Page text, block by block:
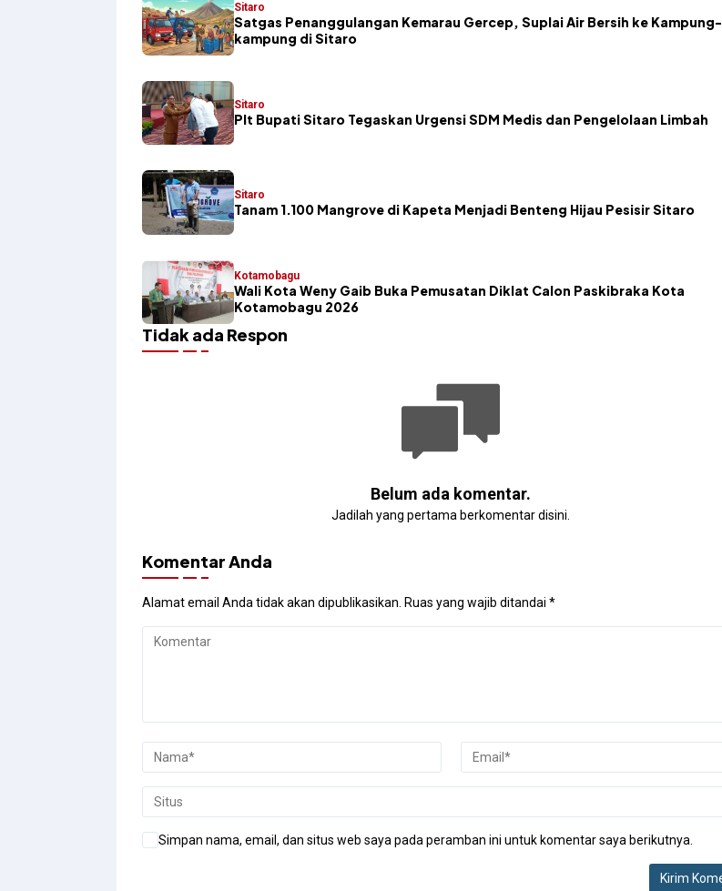
Sitaro
Satgas Penanggulangan Kemarau Gercep, Suplai Air Bersih ke Kampung-
kampung di Sitaro
Sitaro
​Plt Bupati Sitaro Tegaskan Urgensi SDM Medis dan Pengelolaan Limbah
Sitaro
Tanam 1.100 Mangrove di Kapeta Menjadi Benteng Hijau Pesisir Sitaro
Kotamobagu
Wali Kota Weny Gaib Buka Pemusatan Diklat Calon Paskibraka Kota
Kotamobagu 2026
Tidak ada Respon
Belum ada komentar.
Jadilah yang pertama berkomentar disini.
Komentar Anda
Alamat email Anda tidak akan dipublikasikan. Ruas yang wajib ditandai *
Simpan nama, email, dan situs web saya pada peramban ini untuk komentar saya berikutnya.